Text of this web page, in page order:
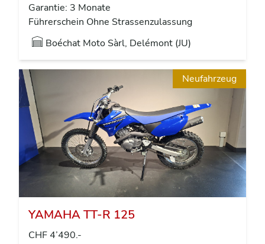
Garantie: 3 Monate
Führerschein Ohne Strassenzulassung
Boéchat Moto Sàrl, Delémont (JU)
Neufahrzeug
YAMAHA TT-R 125
CHF 4’490.-